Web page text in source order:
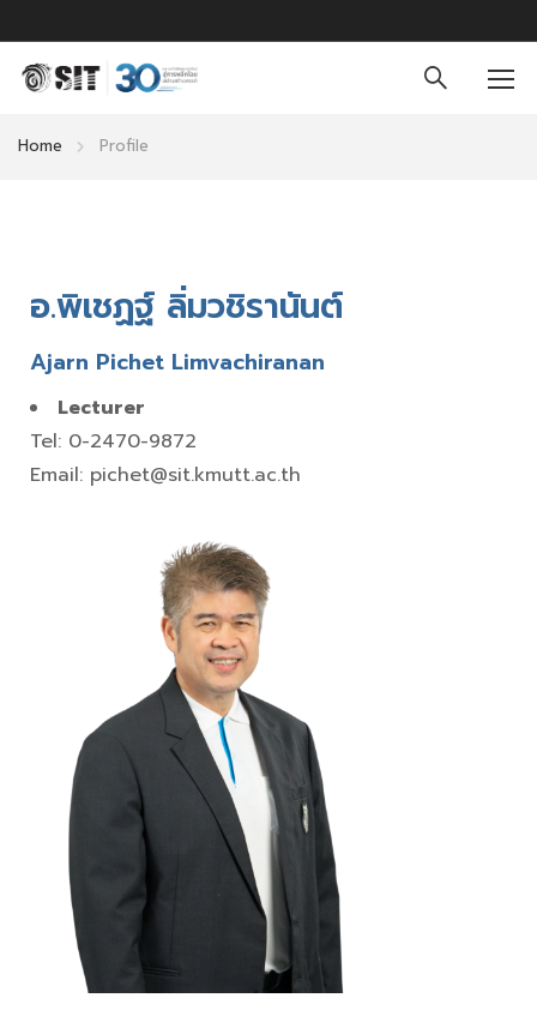
Home Profile
อ.พิเชฏฐ์ ลิ่มวชิรานันต์
Ajarn Pichet Limvachiranan
Lecturer
Tel: 0-2470-9872
Email: pichet@sit.kmutt.ac.th